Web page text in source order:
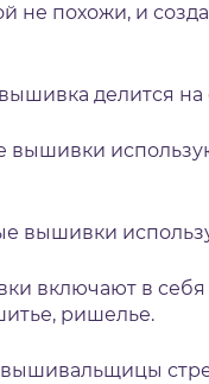
не похожи, и
делится
вышивки
вышивки
включают в себя
ришелье.